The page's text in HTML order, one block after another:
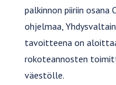
palkinnon piiriin osana
ohjelmaa,
tavoitteena on
rokoteannosten
väestölle.